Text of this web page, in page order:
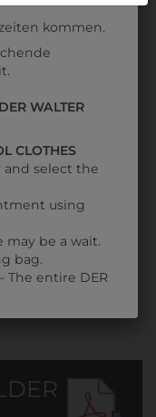
1,0
MM
€ 2,90
kommen.
WALTER
CLOTHES
and select the
using
be a wait.
bag.
The entire DER